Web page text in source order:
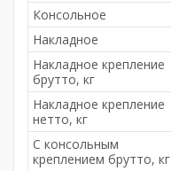
Консольное
Накладное
Накладное крепление
брутто, кг
Накладное крепление
нетто, кг
С консольным
креплением брутто, кг